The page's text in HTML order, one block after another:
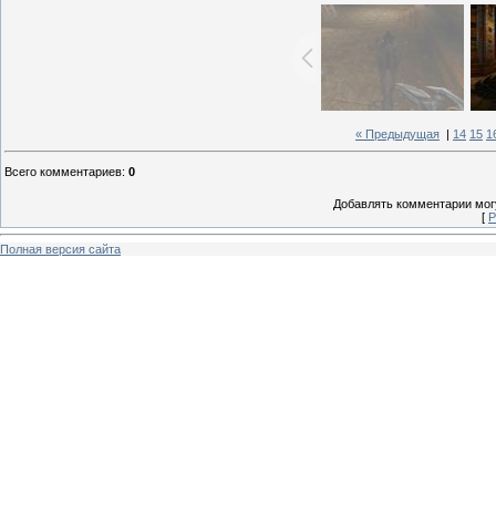
« Предыдущая 14 15
Всего комментариев: 0
Добавлять комментарии
[
Полная версия сайта